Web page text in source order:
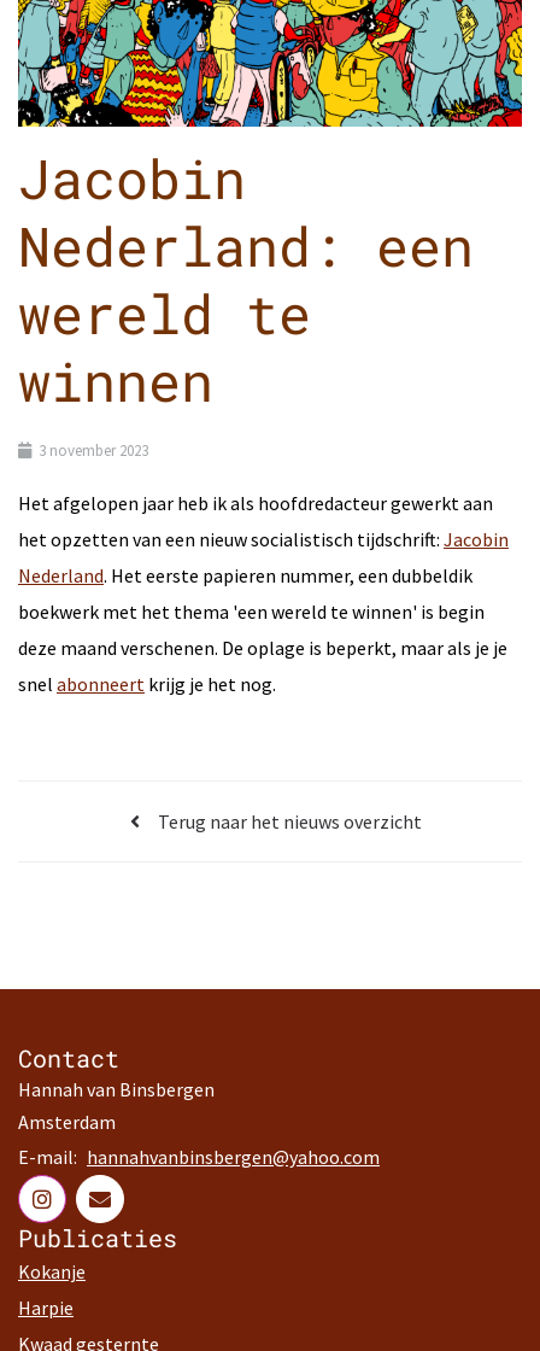
Jacobin
Nederland: een
wereld te
winnen
3 november 2023
Het afgelopen jaar heb ik als hoofdredacteur gewerkt aan
het opzetten van een nieuw socialistisch tijdschrift: Jacobin
Nederland. Het eerste papieren nummer, een dubbeldik
boekwerk met het thema 'een wereld te winnen' is begin
deze maand verschenen. De oplage is beperkt, maar als je je
snel abonneert krijg je het nog.
Terug naar het nieuws overzicht
Contact
Hannah van Binsbergen
Amsterdam
E-mail: hannahvanbinsbergen@yahoo.com
Publicaties
Kokanje
Harpie
Kwaad gesternte